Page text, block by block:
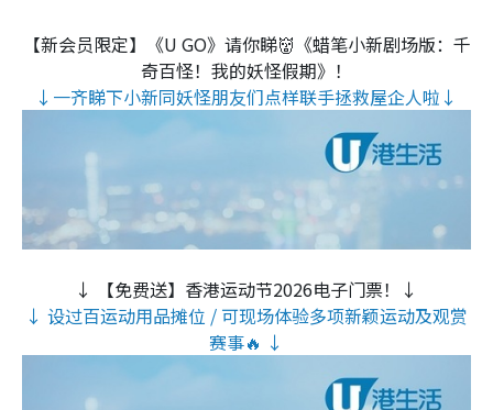
【新会员限定】《U GO》请你睇👹《蜡笔小新剧场版：千
奇百怪！我的妖怪假期》！
↓一齐睇下小新同妖怪朋友们点样联手拯救屋企人啦↓
↓ 【免费送】香港运动节2026电子门票！↓
↓ 设过百运动用品摊位 / 可现场体验多项新颖运动及观赏
赛事🔥 ↓